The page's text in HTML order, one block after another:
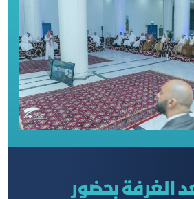
الغرفة بحضور